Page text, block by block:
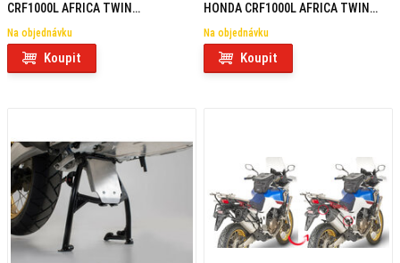
CRF1000L AFRICA TWIN
TN1161OX
Na objednávku
Koupit
HONDA CRF1000L AFRICA TWIN
LS1161OX
Na objednávku
Koupit